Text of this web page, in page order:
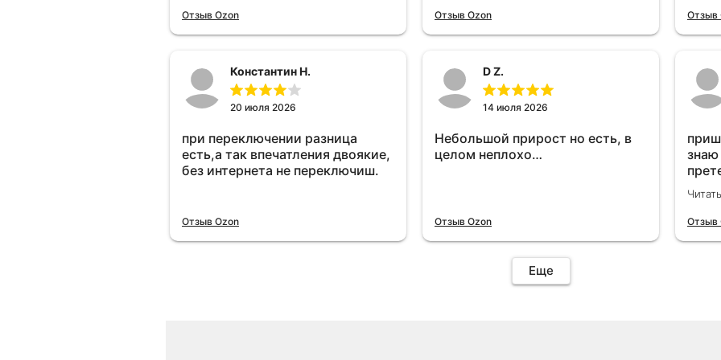
Отзыв Ozon
отключу и посмотрю, что будет
Отзыв Ozon Отзыв
Константин Н.
20 июля 2026
при переключении разница
есть,а так впечатления двоякие,
без интернета не переключиш.
Отзыв Ozon
D Z.
14 июля 2026
Небольшой прирост но есть, в
целом неплохо…
Отзыв Ozon
знаю
Отзыв
Еще